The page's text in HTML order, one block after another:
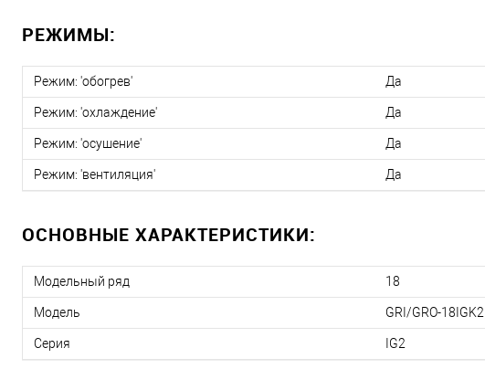
РЕЖИМЫ:
Режим: 'обогрев' Да
Режим: 'охлаждение' Да
Режим: 'осушение' Да
Режим: 'вентиляция' Да
ОСНОВНЫЕ ХАРАКТЕРИСТИКИ:
Модельный ряд 18
Модель GRI/GRO-18IGK2
Серия IG2